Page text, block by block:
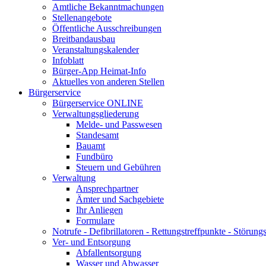
Amtliche Bekanntmachungen
Stellenangebote
Öffentliche Ausschreibungen
Breitbandausbau
Veranstaltungskalender
Infoblatt
Bürger-App Heimat-Info
Aktuelles von anderen Stellen
Bürgerservice
Bürgerservice ONLINE
Verwaltungsgliederung
Melde- und Passwesen
Standesamt
Bauamt
Fundbüro
Steuern und Gebühren
Verwaltung
Ansprechpartner
Ämter und Sachgebiete
Ihr Anliegen
Formulare
Notrufe - Defibrillatoren - Rettungstreffpunkte -
Ver- und Entsorgung
Abfallentsorgung
Wasser und Abwasser